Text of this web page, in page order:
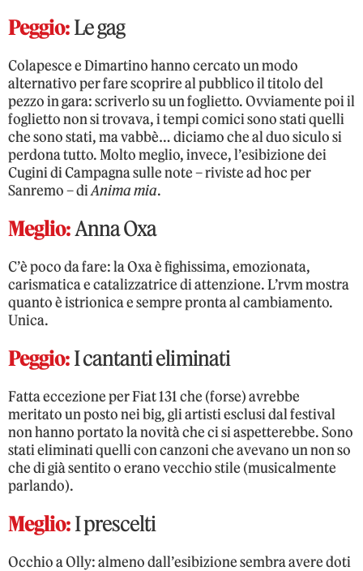
Peggio:Le gag
Colapesce e Dimartino hanno cercato un modo
alternativo per fare scoprire al pubblico il titolo del
pezzo in gara: scriverlo su un foglietto. Ovviamente poi il
foglietto non si trovava, i tempi comici sono stati quelli
che sono stati, ma vabbè… diciamo che al duo siculo si
perdona tutto. Molto meglio, invece, l’esibizione dei
Cugini di Campagna sulle note – riviste ad hoc per
Sanremo – diAnima mia.
Meglio:Anna Oxa
C’è poco da fare: la Oxa è fighissima, emozionata,
carismatica e catalizzatrice di attenzione. L’rvm mostra
quanto è istrionica e sempre pronta al cambiamento.
Unica.
Peggio:I cantanti eliminati
Fatta eccezione per Fiat 131 che (forse) avrebbe
meritato un posto nei big, gli artisti esclusi dal festival
non hanno portato la novità che ci si aspetterebbe. Sono
stati eliminati quelli con canzoni che avevano un non so
che di già sentito o erano vecchio stile (musicalmente
parlando).
Meglio:I prescelti
Occhio a Olly: almeno dall’esibizione sembra avere doti